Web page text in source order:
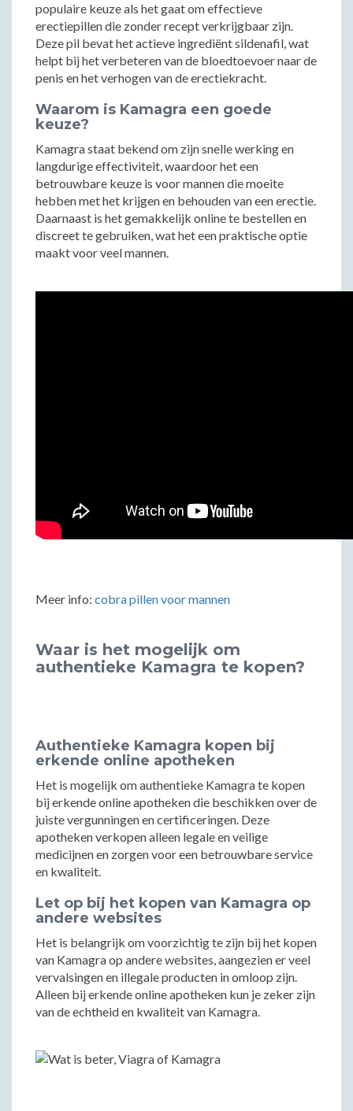
populaire keuze als het gaat om effectieve
erectiepillen die zonder recept verkrijgbaar zijn.
Deze pil bevat het actieve ingrediënt sildenafil, wat
helpt bij het verbeteren van de bloedtoevoer naar de
penis en het verhogen van de erectiekracht.
Waarom is Kamagra een goede
keuze?
Kamagra staat bekend om zijn snelle werking en
langdurige effectiviteit, waardoor het een
betrouwbare keuze is voor mannen die moeite
hebben met het krijgen en behouden van een erectie.
Daarnaast is het gemakkelijk online te bestellen en
discreet te gebruiken, wat het een praktische optie
maakt voor veel mannen.
Meer info: cobra pillen voor mannen
Waar is het mogelijk om
authentieke Kamagra te kopen?
Authentieke Kamagra kopen bij
erkende online apotheken
Het is mogelijk om authentieke Kamagra te kopen
bij erkende online apotheken die beschikken over de
juiste vergunningen en certificeringen. Deze
apotheken verkopen alleen legale en veilige
medicijnen en zorgen voor een betrouwbare service
en kwaliteit.
Let op bij het kopen van Kamagra op
andere websites
Het is belangrijk om voorzichtig te zijn bij het kopen
van Kamagra op andere websites, aangezien er veel
vervalsingen en illegale producten in omloop zijn.
Alleen bij erkende online apotheken kun je zeker zijn
van de echtheid en kwaliteit van Kamagra.